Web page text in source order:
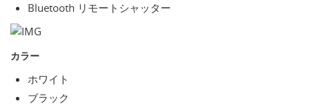
Bluetooth リモートシャッター
カラー
ホワイト
ブラック